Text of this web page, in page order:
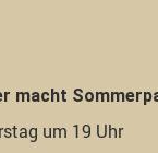
macht
um 19 Uhr